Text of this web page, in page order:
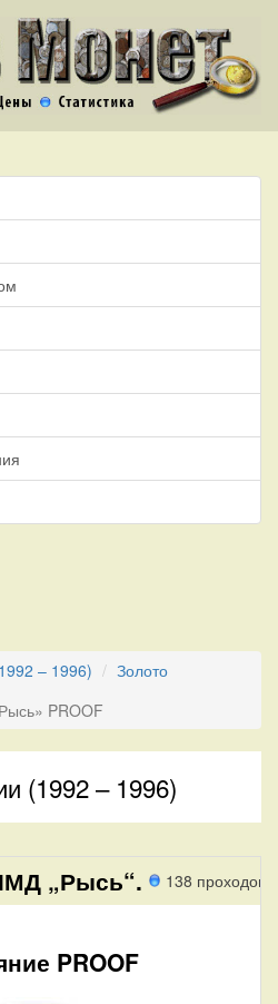
– 1996)
Золото
PROOF
(1992 – 1996)
138 проходов
„Рысь“.
PROOF